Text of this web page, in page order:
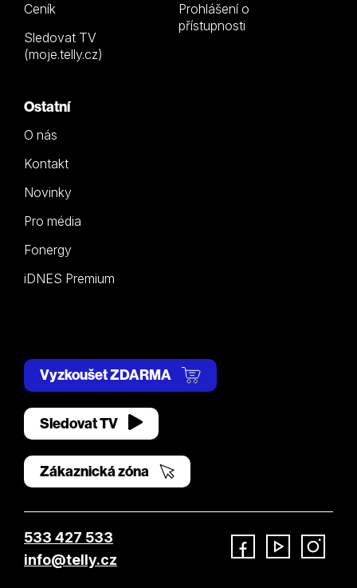
Ceník
Sledovat TV
(moje.telly.cz)
Prohlášení o
přístupnosti
Ostatní
O nás
Kontakt
Novinky
Pro média
Fonergy
iDNES Premium
Vyzkoušet ZDARMA
Sledovat TV
Zákaznická zóna
533 427 533
info@telly.cz